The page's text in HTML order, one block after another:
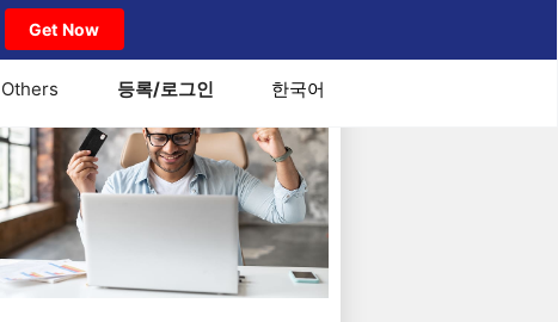
Get Now
Others 등록/로그인 한국어